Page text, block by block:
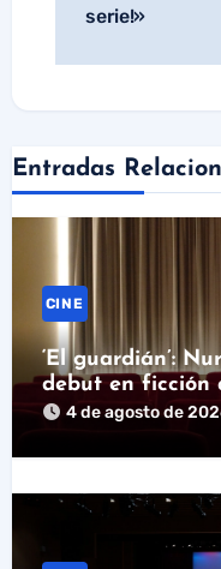
serie!»
Entradas
CINE
‘El guardián’:
debut en ficción
llegar
4 de agosto de